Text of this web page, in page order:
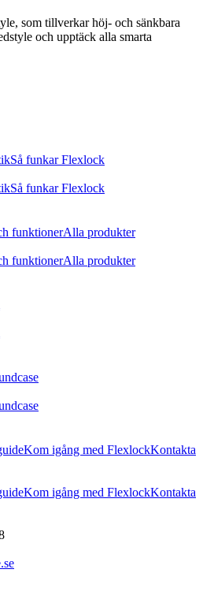
som tillverkar höj- och sänkbara
och upptäck alla smarta
Så funkar Flexlock
Så funkar Flexlock
funktionerAlla produkter
funktionerAlla produkter
Kom igång med FlexlockKontakta
Kom igång med FlexlockKontakta